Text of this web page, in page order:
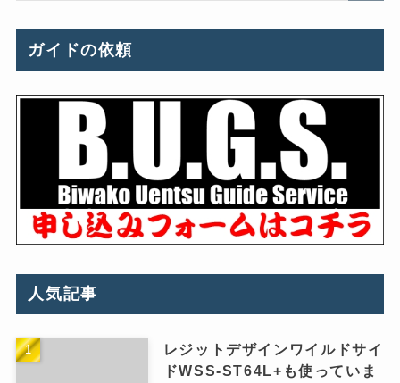
ガイドの依頼
人気記事
レジットデザインワイルドサイ
ドWSS-ST64L+も使っていま